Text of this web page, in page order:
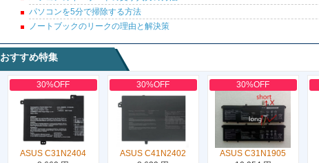
パソコンを5分で掃除する方法
ノートブックのリークの理由と解決策
おすすめ特集
30%OFF
ASUS C31N2404
30%OFF
ASUS C41N2402
30%OFF
ASUS C31N1905